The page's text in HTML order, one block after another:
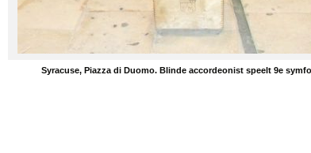
Syracuse, Piazza di Duomo. Blinde accordeonist speelt 9e